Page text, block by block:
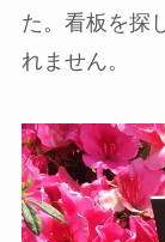
た。看板を探
れません。